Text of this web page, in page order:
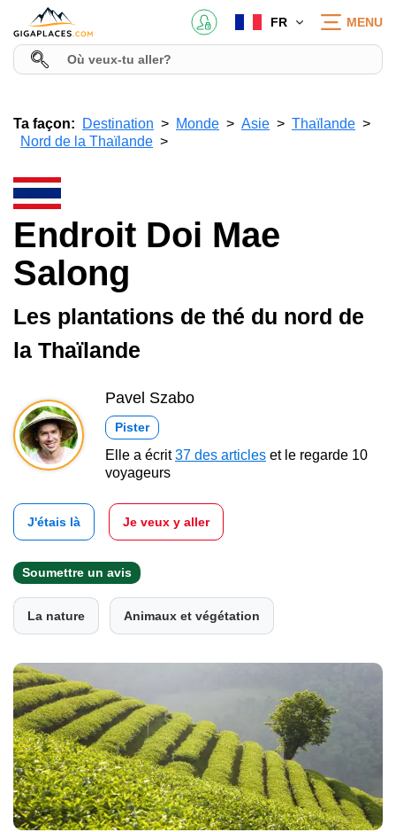
FR MENU
Ta façon: Destination Monde Asie
Thaïlande
Nord de la Thaïlande
Endroit Doi Mae
Salong
Les plantations de thé du nord de
la Thaïlande
Pavel Szabo
Pister
Elle a écrit37 des articles et le regarde 10
voyageurs
J'étais là Je veux y aller
Soumettre un avis
La nature Animaux et végétation